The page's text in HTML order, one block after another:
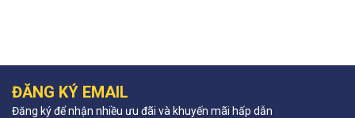
ĐĂNG KÝ EMAIL
Đăng ký để nhận nhiều ưu đãi và khuyến mãi hấp dẫn